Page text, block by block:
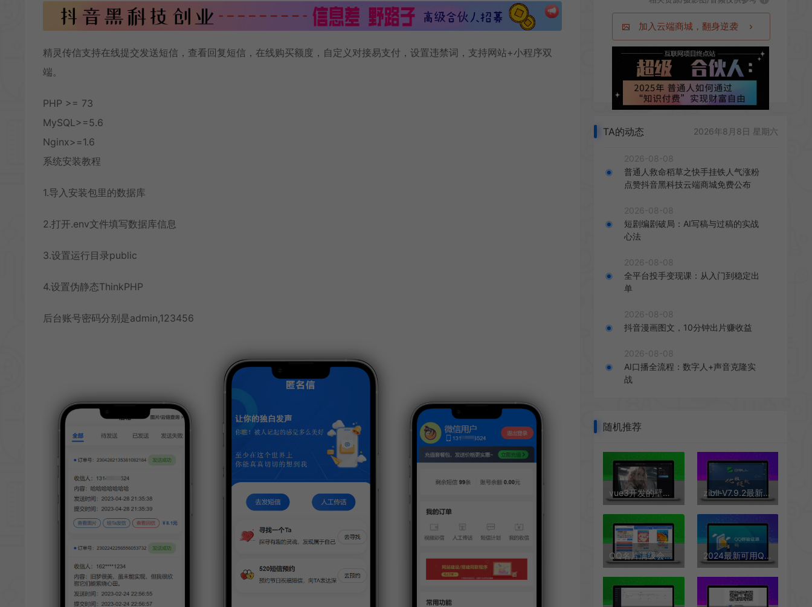
精灵传信支持在线提交发送短信，查看回复短信，在线购买额度，自定义对接易支付，设置违禁词，支持网站+小程序双
端。
PHP >= 73
MySQL>=5.6
Nginx>=1.6
系统安装教程
1.导入安装包里的数据库
2.打开.env文件填写数据库信息
3.设置运行目录public
4.设置伪静态ThinkPHP
后台账号密码分别是admin,123456
加入云端商城，翻身逆袭
TA的动态 2026年8月8日 星期六
2026-08-08
普通人救命稻草之快手挂铁人气涨粉
点赞抖音黑科技云端商城免费公布
2026-08-08
短剧编剧破局：AI写稿与过稿的实战
心法
2026-08-08
全平台投手变现课：从入门到稳定出
单
2026-08-08
抖音漫画图文，10分钟出片赚收益
2026-08-08
AI口播全流程：数字人+声音克隆实
战
随机推荐
vue3开发的壁纸网站模板，纯JavaScript开发，完整源代码，有录播 zibll-V7.9.2最新版2024完美破解授权可用（含教程和美化插件）
QQ名片满级会员装x助手源码 2024最新可用QQ群验证源码 本地+网络 支持多群验证